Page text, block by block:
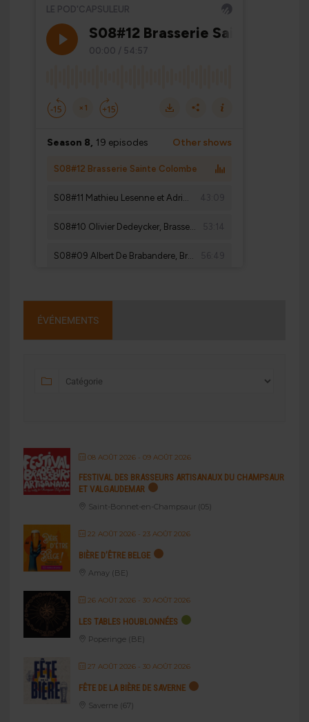
ÉVÉNEMENTS
08 AOÛT 2026- 09 AOÛT 2026
FESTIVAL DES BRASSEURS ARTISANAUX DU CHAMPSAUR
ET VALGAUDEMAR
Saint-Bonnet-en-Champsaur (05)
22 AOÛT 2026- 23 AOÛT 2026
BIÈRE D’ÊTRE BELGE
Amay (BE)
26 AOÛT 2026- 30 AOÛT 2026
LES TABLES HOUBLONNÉES
Poperinge (BE)
27 AOÛT 2026- 30 AOÛT 2026
FÊTE DE LA BIÈRE DE SAVERNE
Saverne (67)